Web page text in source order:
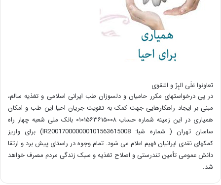
تعاونوا عَلَی البِرِّ و التقوی
در پی درخواستهای مکرر حامیان و دلسوزان طب ایرانی اسلامی و تغذیه سالم،
مبنی بر ایجاد راهکارهایی جهت کمک به تقویت جریان احیا این طب و امکان
همیاری در این زمینه شماره حساب ۰۱۰۱۵۶۳۶۱۵۰۰۸ بانک ملی شعبه چهار راه
ساسان تهران ( شماره شبا: IR200170000000101563615008) برای واریز
کمکهای نقدی ایرانیان فهیم اعلام می شود. تمام وجوه در راستای پیش برد و ارتقا
دانش عمومی تأمین تندرستی و اصلاح تغذیه و سبک زندگی مردم مصرف خواهد
شد.